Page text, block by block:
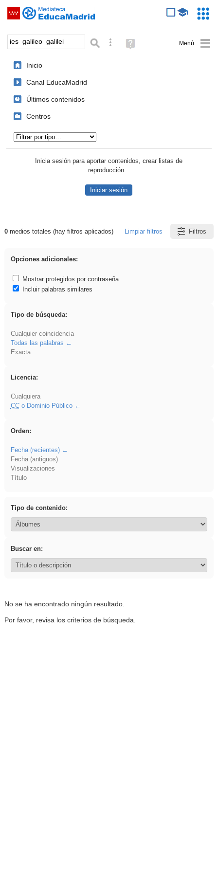
Saltar navegación
Palabra o frase: Búsqueda avanzada
Ayuda
(en
Inicio
Canal EducaMadrid
Últimos contenidos
Centros
Inicia sesión para aportar contenidos, crear listas de
reproducción...
Iniciar sesión
Resultados de: ies_galileo_galilei
0medios totales (hay filtros aplicados) Limpiar filtros Filtros
Opciones adicionales:
Mostrar protegidos por contraseña
Incluir palabras similares
Tipo de búsqueda:
Cualquier coincidencia
Todas las palabras
Exacta
Licencia:
Cualquiera
CCo Dominio Público
Orden:
Fecha (recientes)
Fecha (antiguos)
Visualizaciones
Título
Tipo de contenido:
Buscar en:
No se ha encontrado ningún resultado.
Por favor, revisa los criterios de búsqueda.